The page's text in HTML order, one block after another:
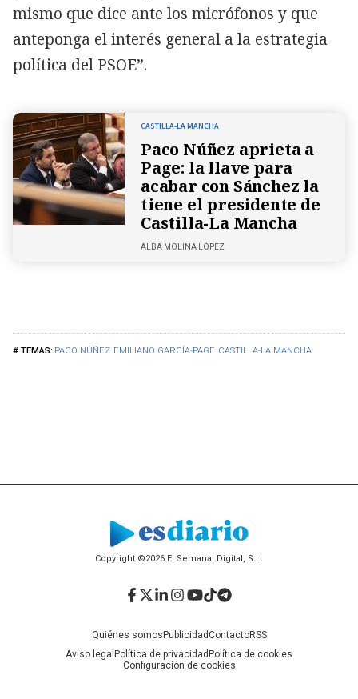
PACO NÚÑEZ EMILIANO GARCÍA-PAGE CASTILLA-LA MANCHA
mismo que dice ante los micrófonos y que
anteponga el interés general a la estrategia
política del PSOE”.
CASTILLA-LA MANCHA
Paco Núñez aprieta a
Page: la llave para
acabar con Sánchez la
tiene el presidente de
Castilla-La Mancha
ALBA MOLINA LÓPEZ
Copyright ©2026 El Semanal Digital, S.L.
Quiénes somosPublicidadContactoRSS
Aviso legal Política de privacidadPolítica de cookies
Configuración de cookies
Facebook
Twitter
LinkedIn
Instagram
YouTube
TikTok
Telegram